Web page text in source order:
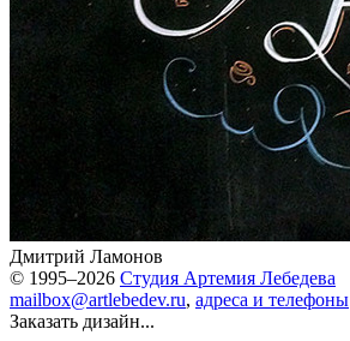
Дмитрий Ламонов
© 1995–2026 Студия Артемия Лебедева
mailbox@artlebedev.ru, адреса и телефоны
Заказать дизайн...